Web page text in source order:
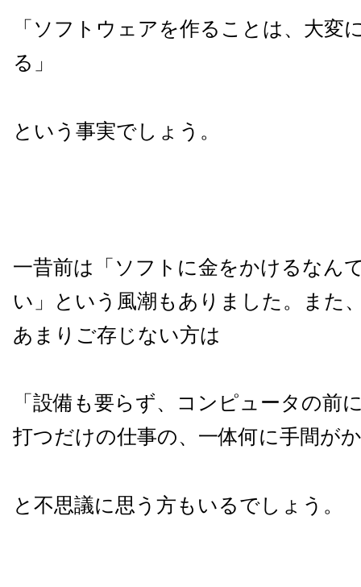
「ソフトウェアを作ることは、大変
る」
という事実でしょう。
一昔前は「ソフトに金をかけるなん
い」という風潮もありました。また
あまりご存じない方は
「設備も要らず、コンピュータの前
打つだけの仕事の、一体何に手間が
と不思議に思う方もいるでしょう。